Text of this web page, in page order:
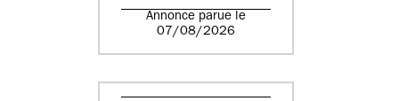
Annonce parue le
07/08/2026